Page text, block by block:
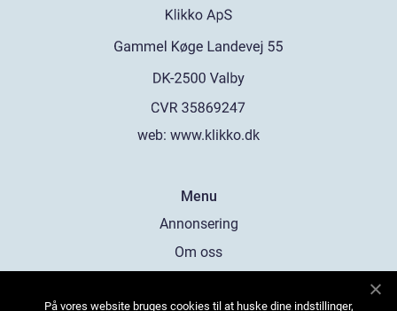
web: www.klikko.dk
Menu
Annonsering
Om oss
På vores website bruges cookies til at huske dine indstillinger,